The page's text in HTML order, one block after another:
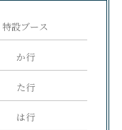
特設ブース
か行
た行
は行